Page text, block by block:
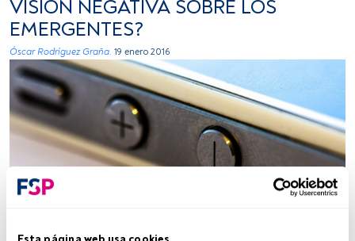
VISIÓN NEGATIVA SOBRE LOS
EMERGENTES?
Óscar Rodríguez Graña. 19 enero 2016
Skley, Flickr, Creative Commons